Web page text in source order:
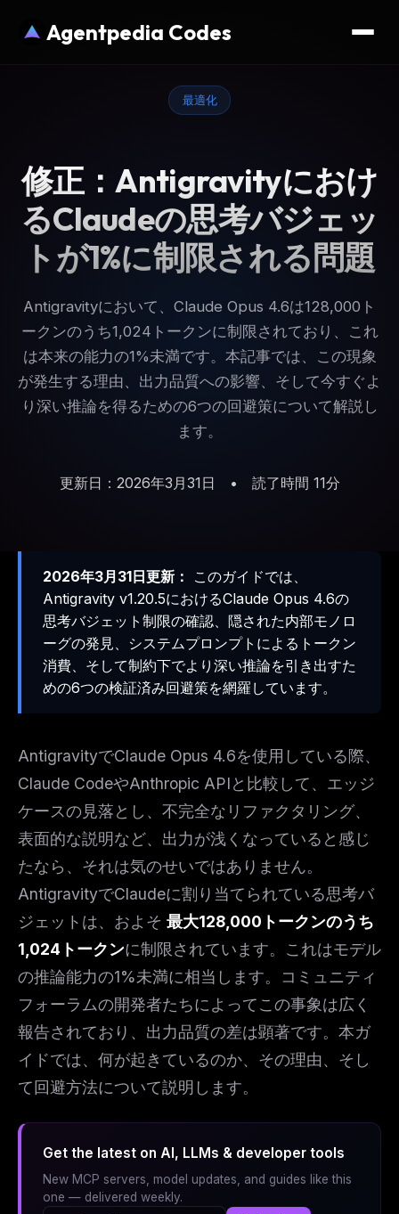
Agentpedia Codes
最適化
修正：Antigravityにおけ
るClaudeの思考バジェッ
トが1%に制限される問題
Antigravityにおいて、Claude Opus 4.6は128,000ト
ークンのうち1,024トークンに制限されており、これ
は本来の能力の1%未満です。本記事では、この現象
が発生する理由、出力品質への影響、そして今すぐよ
り深い推論を得るための6つの回避策について解説し
ます。
更新日：2026年3月31日 • 読了時間 11分
2026年3月31日更新：
このガイドでは、
Antigravity v1.20.5におけるClaude Opus 4.6の
思考バジェット制限の確認、隠された内部モノロ
ーグの発見、システムプロンプトによるトークン
消費、そして制約下でより深い推論を引き出すた
めの6つの検証済み回避策を網羅しています。
AntigravityでClaude Opus 4.6を使用している際、
Claude CodeやAnthropic APIと比較して、エッジ
ケースの見落とし、不完全なリファクタリング、
表面的な説明など、出力が浅くなっていると感じ
たなら、それは気のせいではありません。
AntigravityでClaudeに割り当てられている思考バ
ジェットは、およそ 最大128,000トークンのうち
1,024トークンに制限されています。これはモデル
の推論能力の1%未満に相当します。コミュニティ
フォーラムの開発者たちによってこの事象は広く
報告されており、出力品質の差は顕著です。本ガ
イドでは、何が起きているのか、その理由、そし
て回避方法について説明します。
Get the latest on AI, LLMs & developer tools
New MCP servers, model updates, and guides like this
one — delivered weekly.